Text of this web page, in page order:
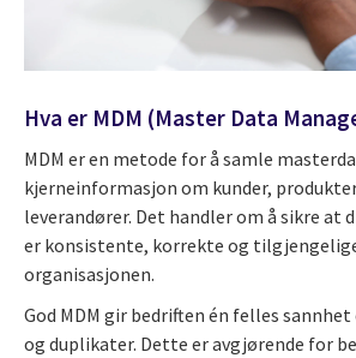
Hva er MDM (Master Data
MDM er en metode for å samle
kjerneinformasjon om kunder,
leverandører. Det handler om å sikre at
er konsistente, korrekte og
organisasjonen.
God MDM gir bedriften én felles
og duplikater. Dette er avgjørende for